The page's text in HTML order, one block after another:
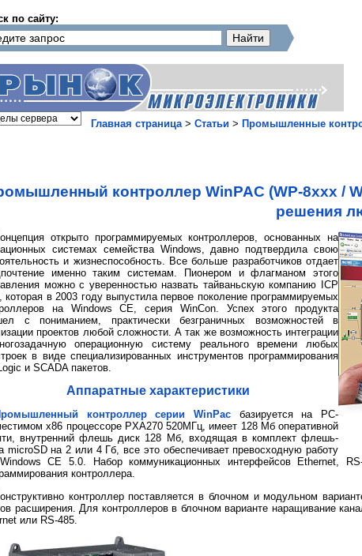
по сайту:
Главная страница> Статьи > Промышленные
контроллер WinPAC (WP-8ххх /
решения
открыто программируемых контроллеров, основанных на
системах семейства Windows, давно подтвердила свою
и жизнеспособность. Все больше разработчиков отдает
именно таким системам. Пионером и флагманом этого
можно с уверенностью назвать тайваньскую компанию ICP
которая в 2003 году выпустила первое поколение программируемых
на Windows CE, серия WinCon. Успех этого продукта
с пониманием, практически безграничных возможностей в
проектов любой сложности. А так же возможность интеграции
операционную систему реального времени любых
в виде специализированных инструментов программирования
и SCADA пакетов.
Аппаратные характеристики
контроллер серии WinPac базируется на PC-
х86 процессоре PXA270 520МГц, имеет 128 Мб оперативной
внутренний флешь диск 128 Мб, входящая в комплект флешь-
microSD на 2 или 4 Гб, все это обеспечивает превосходную работу
CE 5.0. Набор коммуникационных интерфейсов Ethernet,
контроллера.
контроллер поставляется в блочном и модульном
расширения. Для контроллеров в блочном варианте наращивание
или RS-485.